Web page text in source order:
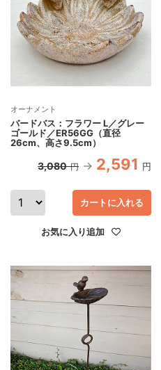
オーナメント
バードバス：フラワー L／グレー
ゴールド／ER56GG（直径
26cm、高さ9.5cm）
3,080 円 2,591 円
カートに入れる
お気に入り追加